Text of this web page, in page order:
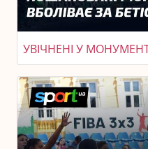
УВІЧНЕНІ У